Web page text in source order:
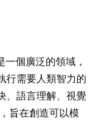
個廣泛的領域，
行需要人類智力的
、語言理解、視覺
旨在創造可以模